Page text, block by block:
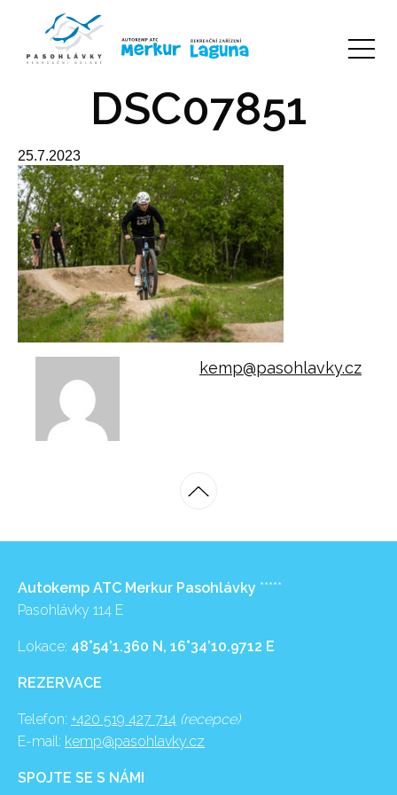
DSC07851
25.7.2023
kemp@pasohlavky.cz
Autokemp ATC Merkur Pasohlávky *****
Pasohlávky 114 E
Lokace: 48°54’1.360 N, 16°34’10.9712 E
REZERVACE
Telefon: +420 519 427 714 (recepce)
E-mail: kemp@pasohlavky.cz
SPOJTE SE S NÁMI